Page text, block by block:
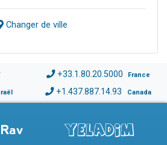
Changer de ville
+33.1.80.20.5000 France
+1.437.887.14.93 Canada